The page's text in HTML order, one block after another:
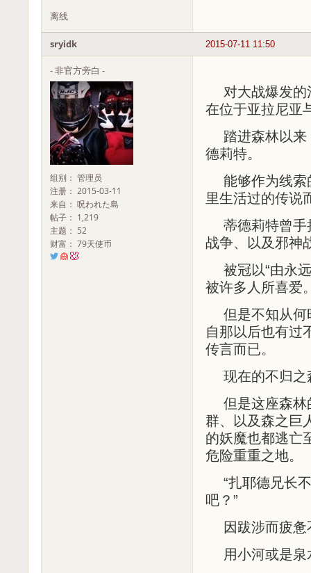
离线
2015-07-11 11:50
sryidk
- 非官方旁白 -
组别： 管理员
注册： 2015-03-11
来自： 呪われた島
帖子： 1,219
主题： 52
财富： 79天使币
对大战爆发
在位于亚拉尼亚
踏进森林以
德莉特。
能够作为线
里生活过的传说
蒂德莉特曾
战争、以及邪神
被冠以“由永
被许多人所喜爱
但是不知从
自那以后也有过
传言而已。
现在的不归
但是这座森
群、以及森之巨
的妖魔也都逃亡
危险重重之地。
“扎耶德兄长
吧？”
因跋涉而疲
用小河或是